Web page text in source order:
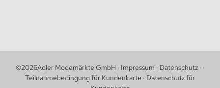
©2026Adler Modemärkte GmbH · Impressum · Datenschutz· ·
Teilnahmebedingung für Kundenkarte · Datenschutz für